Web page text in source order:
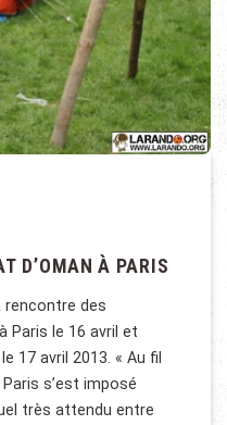
D’OMAN À PARIS
rencontre des
Paris le 16 avril et
17 avril 2013. « Au fil
s’est imposé
très attendu entre